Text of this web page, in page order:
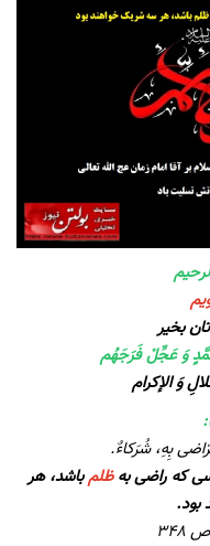
بخیر
وَ عَجِّلْ فَرَجَهُم
وَ الإکرام
بِهِ، شُرَکاءٌ.
که راضی بهظلمباشد، هر